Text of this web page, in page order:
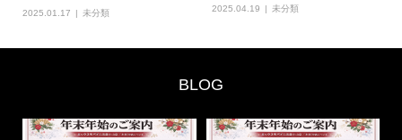
2025.01.17 未分類 2025.04.19 未分類
BLOG